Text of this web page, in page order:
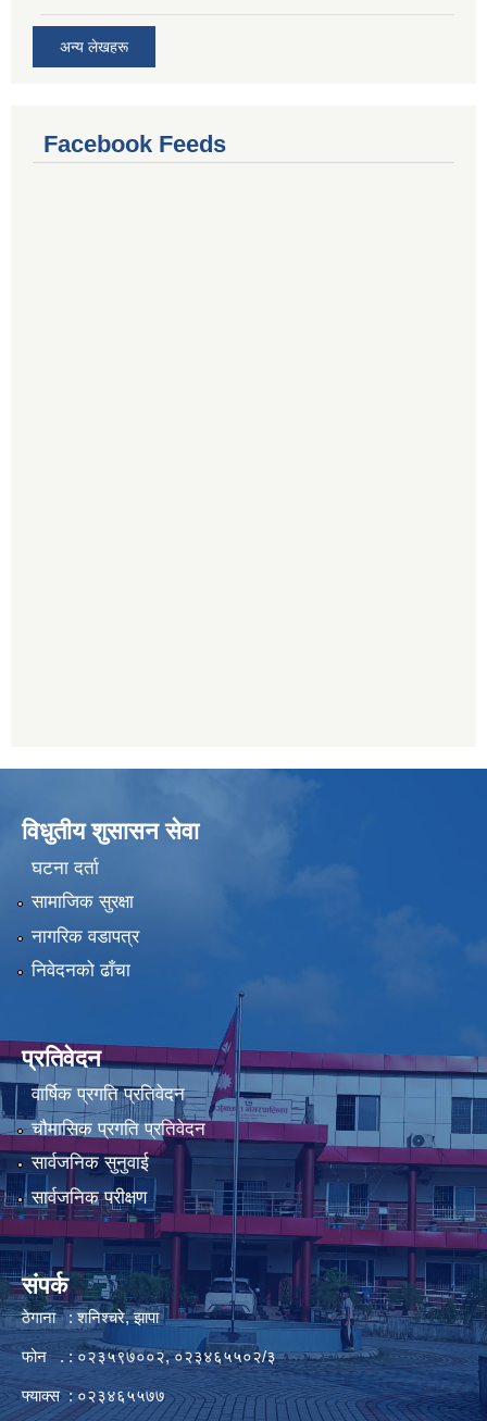
अन्य लेखहरू
Facebook Feeds
विधुतीय शुसासन सेवा
घटना दर्ता
सामाजिक सुरक्षा
नागरिक वडापत्र
निवेदनको ढाँचा
प्रतिवेदन
वार्षिक प्रगति प्रतिवेदन
चौमासिक प्रगति प्रतिवेदन
सार्वजनिक सुनुवाई
सार्वजनिक परीक्षण
संपर्क
ठेगाना : शनिश्चरे, झापा
फोन . : ०२३५९७००२, ०२३४६५५०२/३
फ्याक्स : ०२३४६५५७७